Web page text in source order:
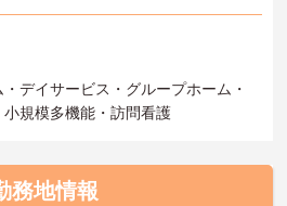
デイサービス・グループホーム・
規模多機能・訪問看護
務地情報